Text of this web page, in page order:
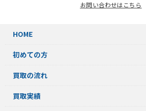
お問い合わせはこちら
HOME
初めての方
買取の流れ
買取実績